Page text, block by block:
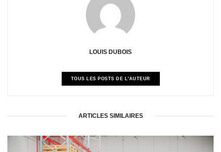
LOUIS DUBOIS
TOUS LES POSTS DE L'AUTEUR
ARTICLES SIMILAIRES